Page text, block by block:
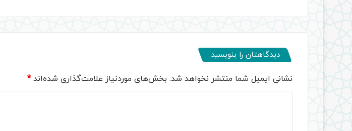
دیدگاهتان را بنویسید
نشانی ایمیل شما منتشر نخواهد شد. بخش‌های موردنیاز علامت‌گذاری شده‌اند*